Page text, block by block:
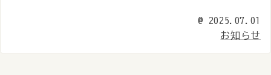
@ 2025.07.01
お知らせ